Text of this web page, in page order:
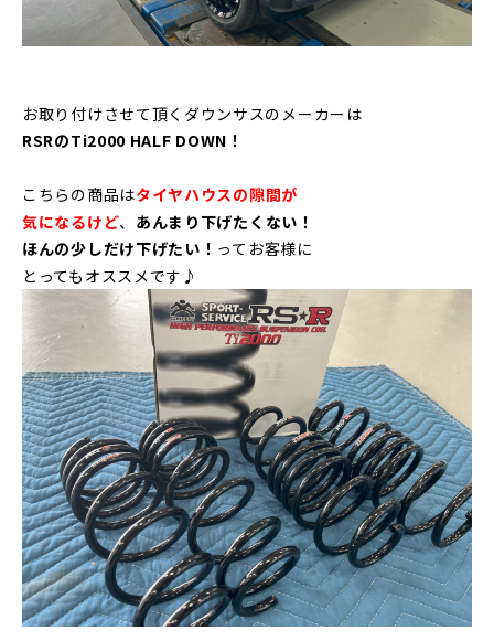
お取り付けさせて頂くダウンサスの メーカーは
RSRのTi2000 HALF DOWN！
こちらの商品はタイヤハウスの隙間が
気になるけど、 あんまり下げたくない！
ほんの少しだけ下げたい！ ってお客様に
とってもオススメです♪